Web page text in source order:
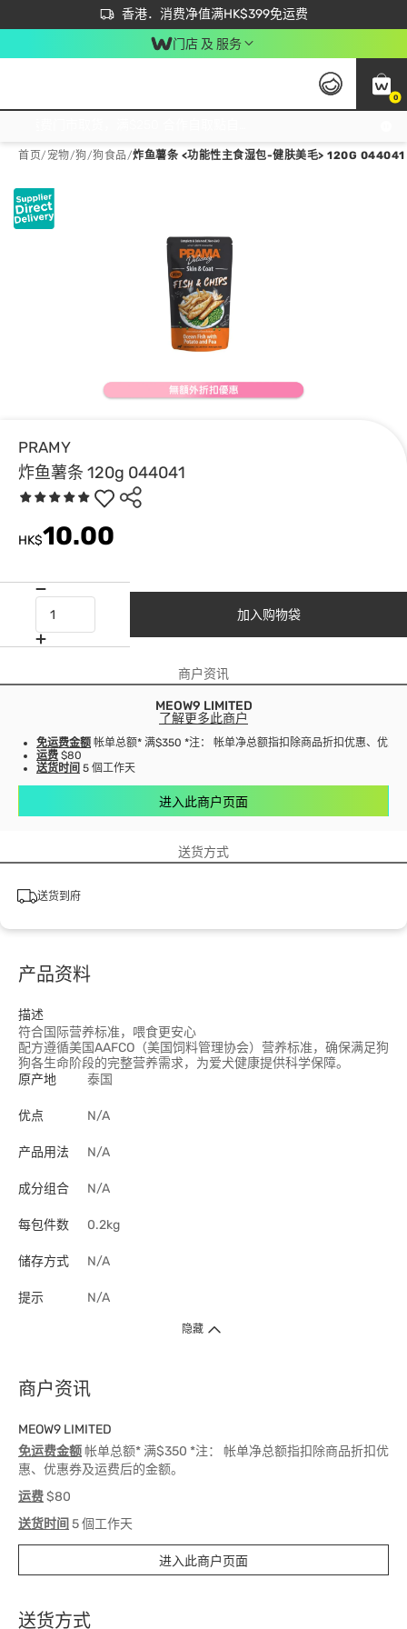
香港．消费净值满HK$399免运费
立即成为易赏钱会员尽享独家优惠
首次APP下单买满$450 输入 NEWAPP 即减$50
门店 及 服务
0
首页/ 宠物/狗/狗食品/炸鱼薯条 <功能性主食湿包-健肤美毛> 120G 044041
PRAMY
炸鱼薯条 120g 044041
HK$10.00
加入购物袋
商户资讯
MEOW9 LIMITED
了解更多此商户
免运费金额 帐单总额* 满$350 *注： 帐单净总额指扣除商品折扣优惠、优惠
运费 $80
送货时间 5 個工作天
进入此商户页面
送货方式
送货到府
产品资料
描述
符合国际营养标准，喂食更安心
配方遵循美国AAFCO（美国饲料管理协会）营养标准，确保满足狗
狗各生命阶段的完整营养需求，为爱犬健康提供科学保障。
原产地
泰国
优点 N/A
产品用法 N/A
成分组合 N/A
每包件数 0.2kg
储存方式 N/A
提示 N/A
隐藏
商户资讯
MEOW9 LIMITED
免运费金额帐单总额* 满$350 *注： 帐单净总额指扣除商品折扣优
惠、优惠券及运费后的金额。
运费$80
送货时间 5 個工作天
进入此商户页面
送货方式